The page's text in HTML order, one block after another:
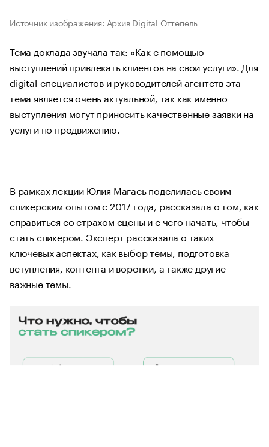
Источник изображения: Архив Digital Оттепель
Тема доклада звучала так: «Как с помощью
выступлений привлекать клиентов на свои услуги». Для
digital-специалистов и руководителей агентств эта
тема является очень актуальной, так как именно
выступления могут приносить качественные заявки на
услуги по продвижению.
В рамках лекции Юлия Магась поделилась своим
спикерским опытом с 2017 года, рассказала о том, как
справиться со страхом сцены и с чего начать, чтобы
стать спикером. Эксперт рассказала о таких
ключевых аспектах, как выбор темы, подготовка
вступления, контента и воронки, а также другие
важные темы.